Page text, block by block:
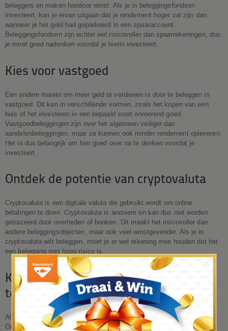
beleggers en maken hierdoor winst. Als je in beleggingsfondsen
investeert, kun je ervan uitgaan dat je rendement hoger zal zijn dan
wanneer je het geld had geparkeerd in een spaaraccount.
Beleggingsfondsen zijn echter wel risicovoller dan spaarrekeningen, dus
je moet goed nadenken voordat je hierin investeert.
Kies voor vastgoed
Een andere manier om meer geld te verdienen is door te beleggen in
vastgoed. Dit kan in verschillende vormen, zoals het kopen van een
huis of het investeren in een bepaald soort onroerend goed.
Vastgoedbeleggingen zijn over het algemeen veiliger dan
aandelenbeleggingen, maar ze kunnen ook minder rendement opleveren.
Het is dus belangrijk om hier goed over na te denken voordat je
investeert.
Ontdek de potentie van cryptovaluta
Cryptovaluta is een digitale valuta die gebruikt wordt om online
betalingen te doen. Cryptovaluta is anoniem en kan dus niet worden
getraceerd door overheden of banken. Dit maakt het risicovoller dan
andere beleggingsobjecten, maar ook veel winstgevender. Als je in
cryptovaluta wilt beleggen, moet je er wel rekening mee houden dat het
een belegging met hoog risico is.
Kies voor een klassieke methode door
te ondernemen
Als je echt geld wilt verdienen, is ondernemen de beste optie.
Ondernemers maken gebruik van hun eigen kennis, ervaringen en
×